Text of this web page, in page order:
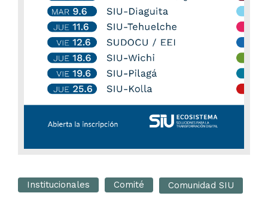
Institucionales Comité Comunidad SIU